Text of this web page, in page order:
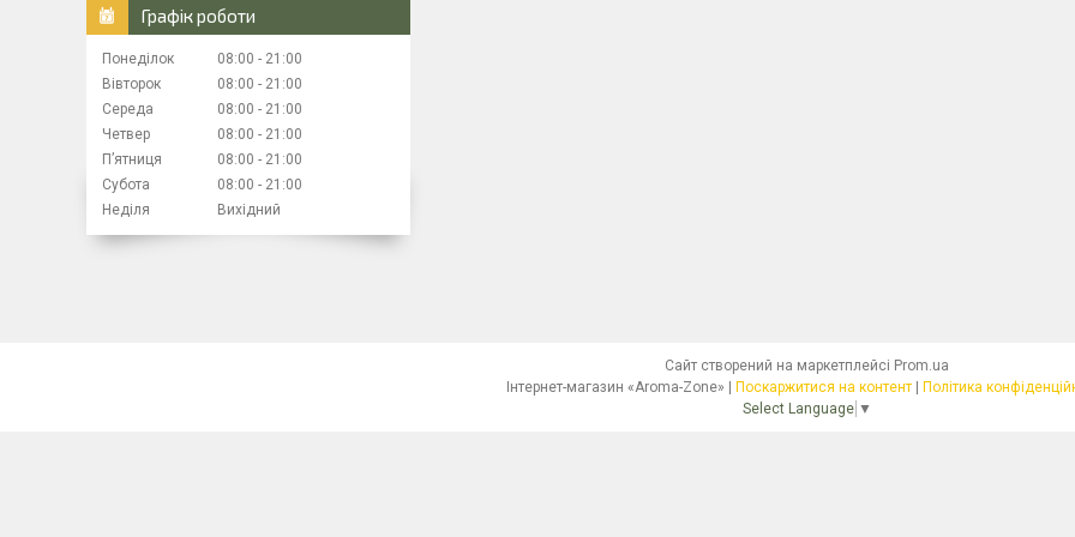
Графік роботи
Понеділок 08:00
21:00
Вівторок
08:00
21:00
Середа
08:00
21:00
Четвер
08:00
21:00
Пʼятниця
08:00
21:00
Субота
08:00
21:00
Неділя
Вихідний
Сайт створений на маркетплейсі Prom.ua
Інтернет-магазин «Aroma-Zone» | Поскаржитися на контент | Політика
Select Language ▼